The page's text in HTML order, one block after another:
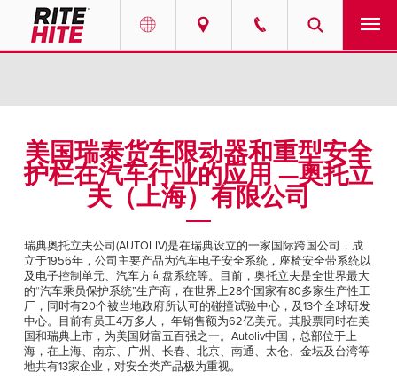
AMERICAS
English
EUROPE
English
Deutsch
解决方案
走进瑞泰
联系我们
新闻
资源中心
美国瑞泰货车限动器和重型安全
护栏在汽车行业的应用 —奥托立
夫（上海）有限公司
瑞典奥托立夫公司(AUTOLIV)是在瑞典设立的一家国际跨国公司，成
立于1956年，公司主要产品为汽车电子安全系统，座椅安全带系统以
及电子控制单元、汽车方向盘系统等。目前，奥托立夫是全世界最大
的“汽车乘员保护系统”生产商，在世界上28个国家有80多家生产性工
厂，同时有20个被当地政府所认可的碰撞试验中心，及13个全球研发
中心。目前有员工4万多人， 年销售额为62亿美元。其股票同时在美
国和瑞典上市，为美国财富五百强之一。Autoliv中国，总部位于上
海，在上海、南京、广州、长春、北京、南通、太仓、金坛及台湾等
地共有13家企业，对安全类产品极为重视。